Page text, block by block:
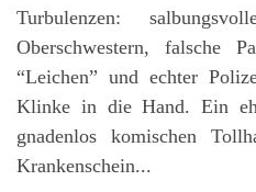
Turbulenzen:
Oberschwestern, falsche
“Leichen” und echter
Klinke in die Hand. Ein
gnadenlos komischen
Krankenschein...